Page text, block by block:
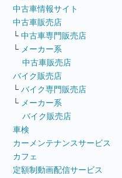
中古車情報サイト
中古車販売店
└ 中古車専門販売店
└ メーカー系
中古車販売店
バイク販売店
└ バイク専門販売店
└ メーカー系
バイク販売店
車検
カーメンテナンスサービス
カフェ
定額制動画配信サービス